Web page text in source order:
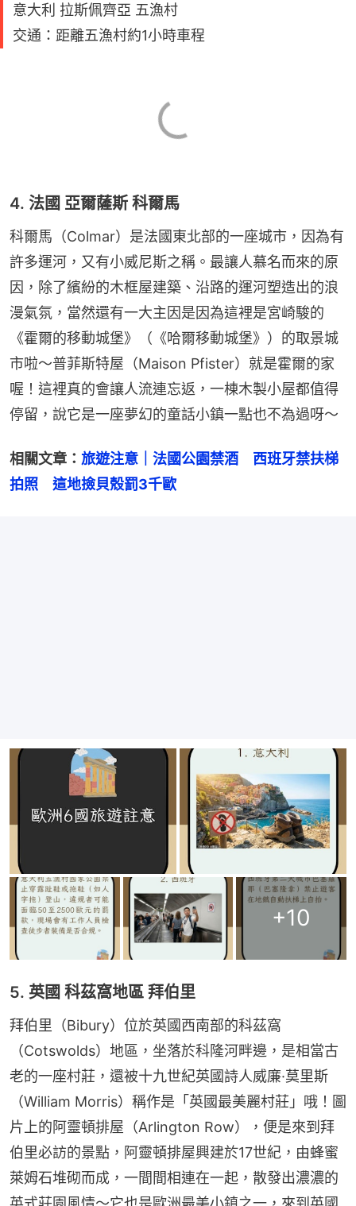
意大利 拉斯佩齊亞 五漁村
交通：距離五漁村約1小時車程
4. 法國 亞爾薩斯 科爾馬
科爾馬（Colmar）是法國東北部的一座城市，因為有
許多運河，又有小威尼斯之稱。最讓人慕名而來的原
因，除了繽紛的木框屋建築、沿路的運河塑造出的浪
漫氣氛，當然還有一大主因是因為這裡是宮崎駿的
《霍爾的移動城堡》（《哈爾移動城堡》）的取景城
市啦～普菲斯特屋（Maison Pfister）就是霍爾的家
喔！這裡真的會讓人流連忘返，一棟木製小屋都值得
停留，說它是一座夢幻的童話小鎮一點也不為過呀～
相關文章： 旅遊注意｜法國公園禁酒　西班牙禁扶梯
拍照　這地撿貝殼罰3千歐
+10
5. 英國 科茲窩地區 拜伯里
拜伯里（Bibury）位於英國西南部的科茲窩
（Cotswolds）地區，坐落於科隆河畔邊，是相當古
老的一座村莊，還被十九世紀英國詩人威廉·莫里斯
（William Morris）稱作是「英國最美麗村莊」哦！圖
片上的阿靈頓排屋（Arlington Row），便是來到拜
伯里必訪的景點，阿靈頓排屋興建於17世紀，由蜂蜜
萊姆石堆砌而成，一間間相連在一起，散發出濃濃的